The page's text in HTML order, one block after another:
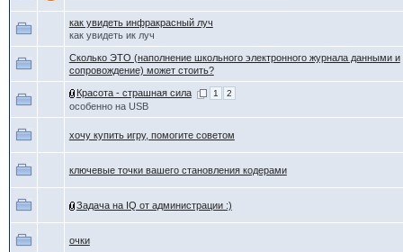
как увидеть инфракрасный луч
как увидеть ик луч
Сколько ЭТО (наполнение школьного электронного журнала данными и
сопровождение) может стоить?
Красота - страшная сила 1 2
особенно на USB
хочу купить игру, помогите советом
ключевые точки вашего становления кодерами
Задача на IQ от администрации :)
очки